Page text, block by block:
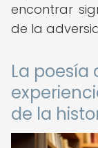
encontrar
de la
La poesía
de la